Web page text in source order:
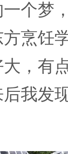
个梦
烹饪
，有
我发